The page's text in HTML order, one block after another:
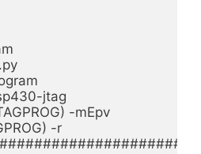
jtag
-mEpv
-r